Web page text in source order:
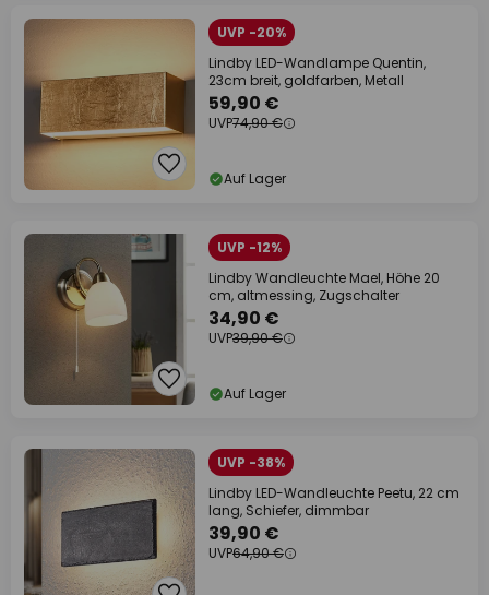
UVP -20%
Lindby LED-Wandlampe Quentin,
23cm breit, goldfarben, Metall
59,90 €
UVP74,90 €
Auf Lager
UVP -12%
Lindby Wandleuchte Mael, Höhe 20
cm, altmessing, Zugschalter
34,90 €
UVP39,90 €
Auf Lager
UVP -38%
Lindby LED-Wandleuchte Peetu, 22 cm
lang, Schiefer, dimmbar
39,90 €
UVP64,90 €